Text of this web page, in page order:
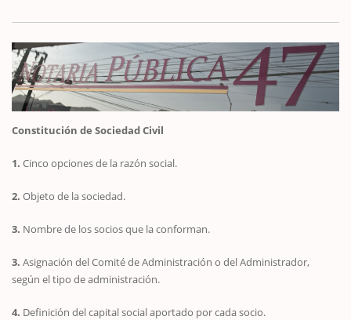
Constitución de Sociedad Civil
1. Cinco opciones de la razón social.
2. Objeto de la sociedad.
3. Nombre de los socios que la conforman.
3. Asignación del Comité de Administración o del Administrador,
según el tipo de administración.
4. Definición del capital social aportado por cada socio.